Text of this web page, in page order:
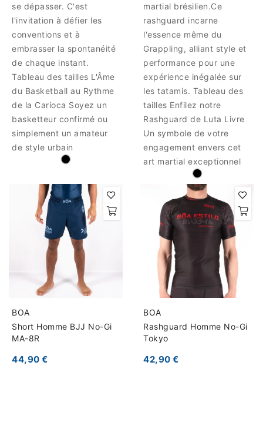
se dépasser. C'est
l'invitation à défier les
conventions et à
embrasser la spontanéité
de chaque instant.
Tableau des tailles L'Âme
du Basketball au Rythme
de la Carioca Soyez un
basketteur confirmé ou
simplement un amateur
de style urbain
martial brésilien.Ce
rashguard incarne
l'essence même du
Grappling, alliant style et
performance pour une
expérience inégalée sur
les tatamis. Tableau des
tailles Enfilez notre
Rashguard de Luta Livre
Un symbole de votre
engagement envers cet
art martial exceptionnel
BOA
Short Homme BJJ No-Gi
MA-8R
44,90 €
BOA
Rashguard Homme No-Gi
Tokyo
42,90 €